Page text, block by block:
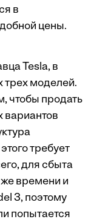
в
цены.
Tesla, в
трех моделей.
чтобы продать
вариантов
требует
для сбыта
же времени и
3, поэтому
попытается